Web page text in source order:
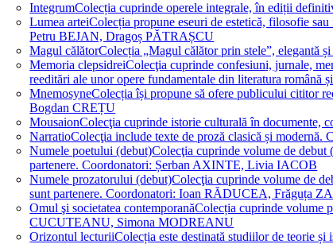
IntegrumColecția cuprinde operele integrale, în ediții
Lumea arteiColecția propune eseuri de estetică, filosofie
Petru BEJAN, Dragoș PĂTRAȘCU
Magul călătorColecția „Magul călător prin stele”, elegantă
Memoria clepsidreiColecţia cuprinde confesiuni, jurnale,
reeditări ale unor opere fundamentale din literatura
MnemosyneColecția își propune să ofere publicului cititor
Bogdan CREȚU
MousaionColecţia cuprinde istorie culturală în
NarratioColecţia include texte de proză clasică și
Numele poetului (debut)Colecţia cuprinde volume de debut
partenere. Coordonatori: Șerban AXINTE, Livia IACOB
Numele prozatorului (debut)Colecţia cuprinde volume de
sunt partenere. Coordonatori: Ioan RĂDUCEA, Frăguța
Omul şi societatea contemporanăColecția cuprinde volume
CUCUTEANU, Simona MODREANU
Orizontul lecturiiColecția este destinată studiilor de teorie